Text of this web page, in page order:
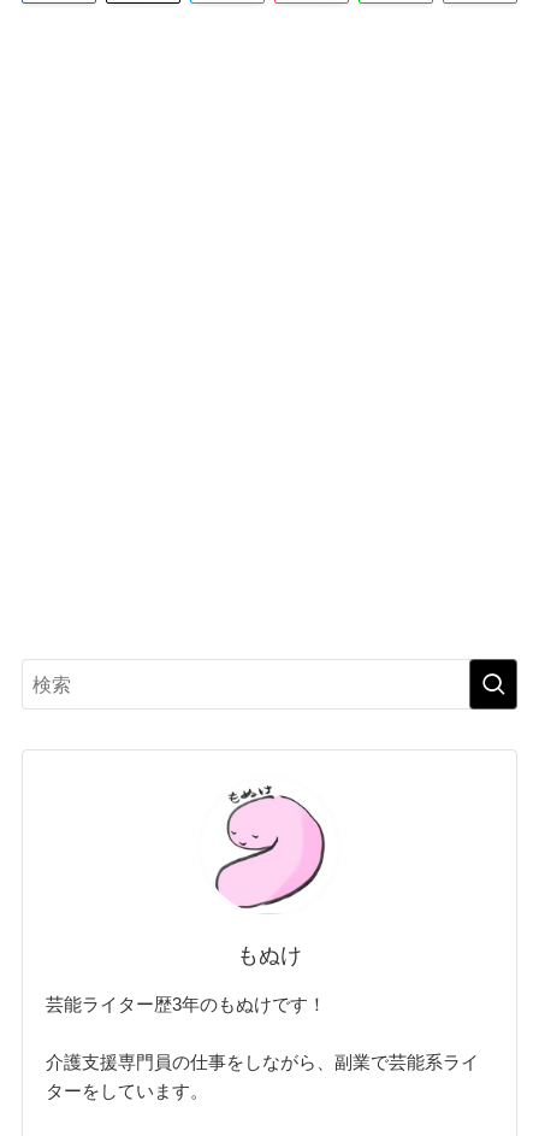
もぬけ
芸能ライター歴3年のもぬけです！
介護支援専門員の仕事をしながら、副業で芸能系ライ
ターをしています。